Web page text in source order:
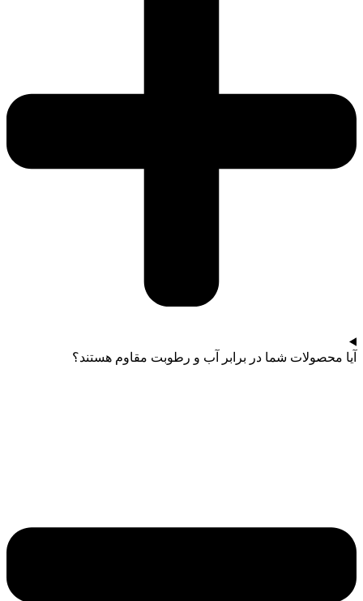
آیا محصولات شما در برابر آب و رطوبت مقاوم هستند؟